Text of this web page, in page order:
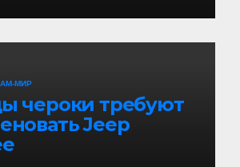
МИР
чероки требуют
Jeep